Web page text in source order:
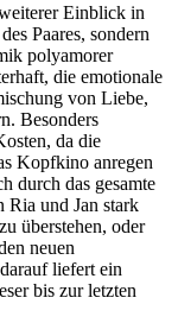
Einblick in
Paares, sondern
polyamorer
die emotionale
von Liebe,
Besonders
da die
Kopfkino anregen
durch das gesamte
und Jan stark
überstehen, oder
neuen
liefert ein
bis zur letzten